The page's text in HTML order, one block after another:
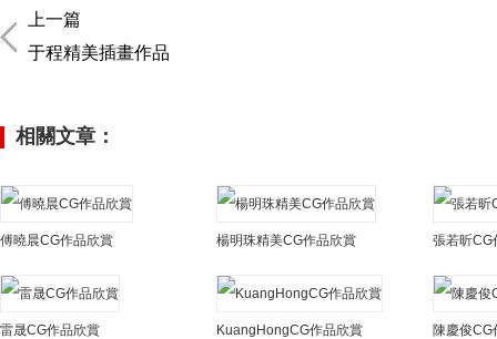
上一篇
于程精美插畫作品
相關文章：
傅曉晨CG作品欣賞 楊明珠精美CG作品欣賞 張若昕CG
雷晟CG作品欣賞 KuangHongCG作品欣賞 陳慶俊CG